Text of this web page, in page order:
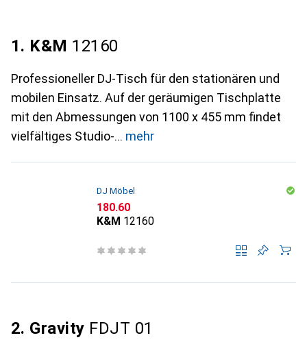
1. K&M 12160
Professioneller DJ-Tisch für den stationären und
mobilen Einsatz. Auf der geräumigen Tischplatte
mit den Abmessungen von 1100 x 455 mm findet
vielfältiges Studio-
mehr
DJ Möbel
CHF
180.60
K&M 12160
2. Gravity FDJT 01